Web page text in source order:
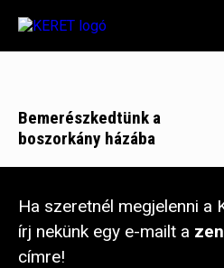
Bemerészkedtünk a
boszorkány házába
Ha szeretnél megjelenni a
írj nekünk egy e-mailt a
címre!